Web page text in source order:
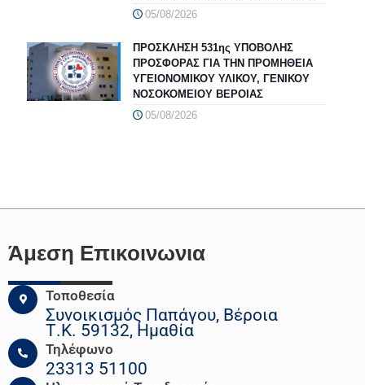
05/08/2026
ΠΡΟΣΚΛΗΣΗ 531ης ΥΠΟΒΟΛΗΣ
ΠΡΟΣΦΟΡΑΣ ΓΙΑ ΤΗΝ ΠΡΟΜΗΘΕΙΑ
ΥΓΕΙΟΝΟΜΙΚΟΥ ΥΛΙΚΟΥ, ΓΕΝΙΚΟΥ
ΝΟΣΟΚΟΜΕΙΟΥ ΒΕΡΟΙΑΣ
05/08/2026
Άμεση Επικοινωνια
Τοποθεσία
Συνοικισμός Παπάγου, Βέροια
Τ.Κ. 59132, Ημαθία
Τηλέφωνο
23313 51100